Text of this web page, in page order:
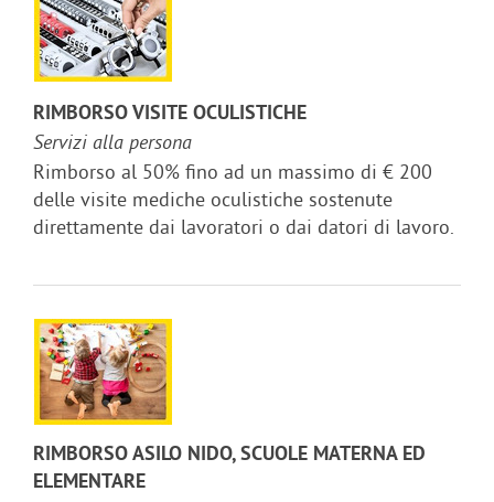
RIMBORSO VISITE OCULISTICHE
Servizi alla persona
Rimborso al 50% fino ad un massimo di € 200
delle visite mediche oculistiche sostenute
direttamente dai lavoratori o dai datori di lavoro.
RIMBORSO ASILO NIDO, SCUOLE MATERNA ED
ELEMENTARE